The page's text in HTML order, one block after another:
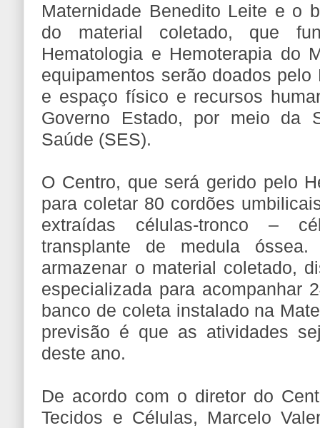
Maternidade Benedito Leite e o
do material coletado, que
Hematologia e Hemoterapia do
equipamentos serão doados
e espaço físico e recursos
Governo Estado, por meio da
Saúde (SES).
O Centro, que será gerido pelo
para coletar 80 cordões
extraídas células-tronco –
transplante de medula
armazenar o material coletado,
especializada para acompanhar
banco de coleta instalado na
previsão é que as atividades
deste ano.
De acordo com o diretor do
Tecidos e Células, Marcelo